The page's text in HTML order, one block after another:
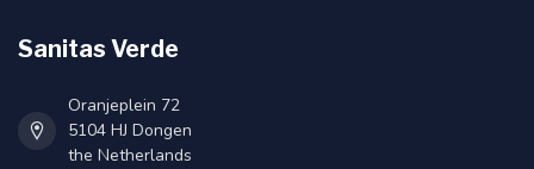
Sanitas Verde
Oranjeplein 72
5104 HJ Dongen
the Netherlands